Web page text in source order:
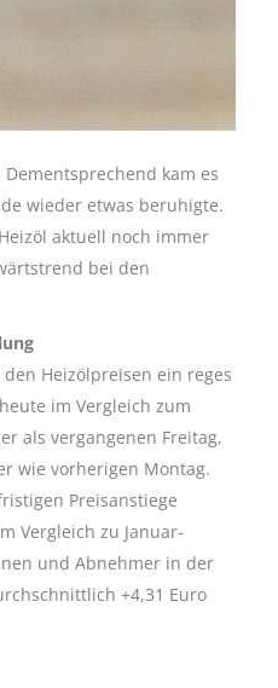
kam es
wieder etwas beruhigte.
aktuell noch immer
bei den
Heizölpreisen ein reges
im Vergleich zum
als vergangenen Freitag,
wie vorherigen Montag.
Preisanstiege
Vergleich zu Januar-
und Abnehmer in der
+4,31 Euro